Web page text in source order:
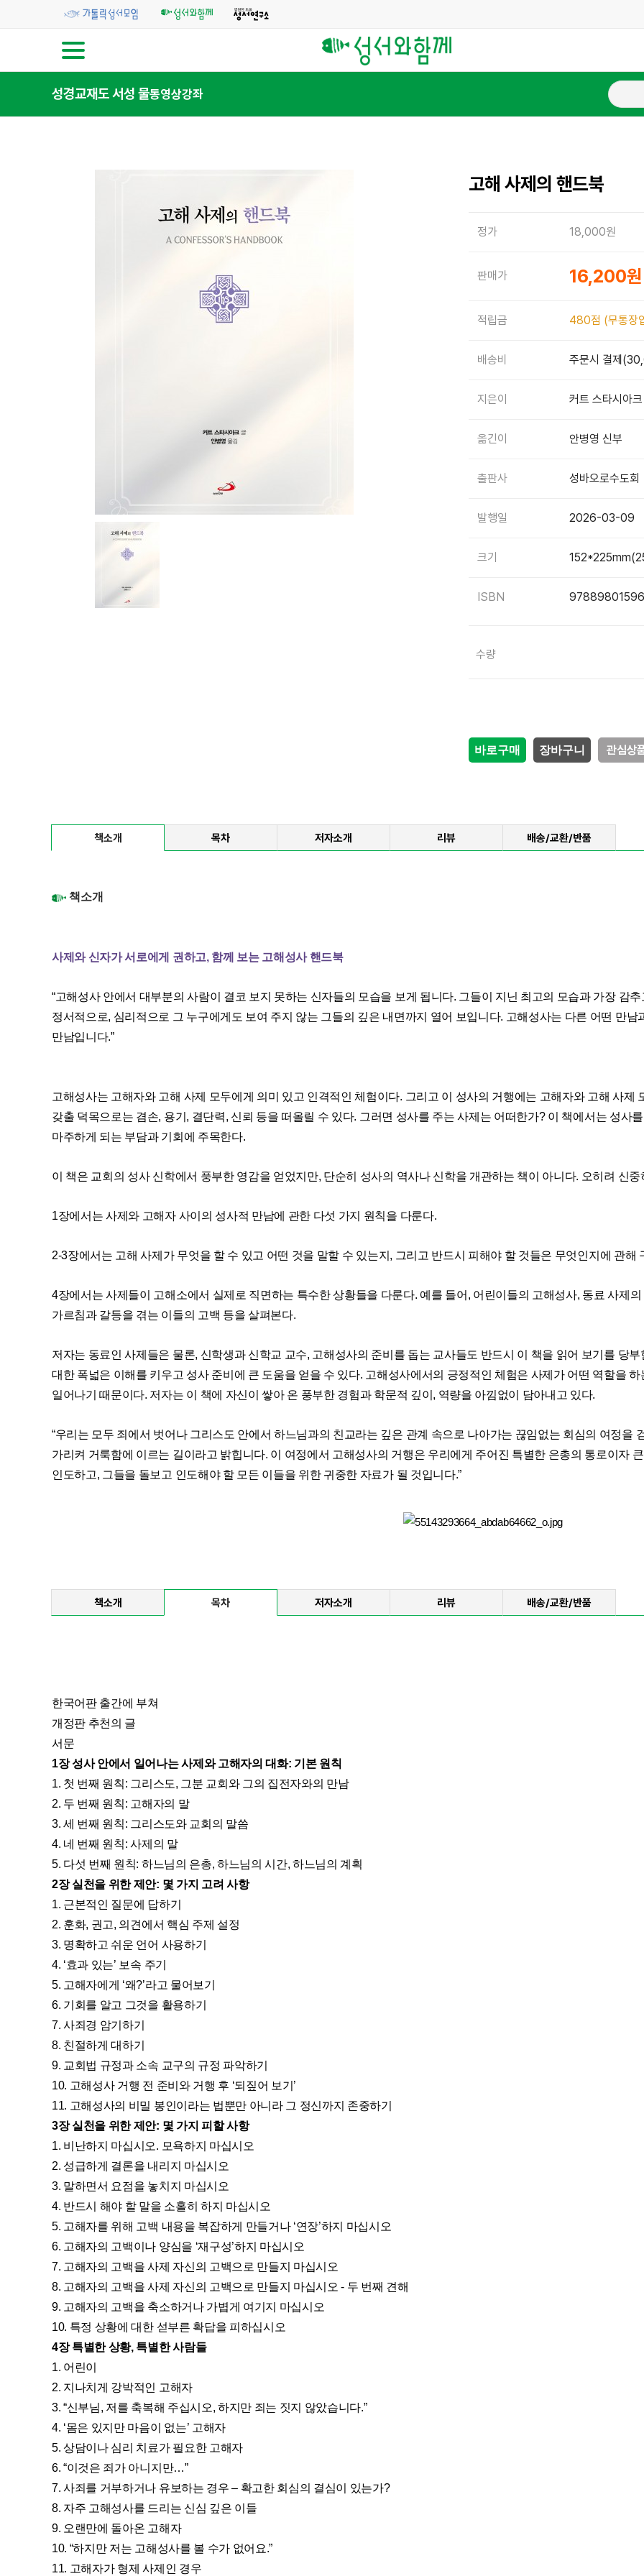
성경교재도 서성 물동영상강좌
고해 사제의 핸드북
정가 18,000원
판매가 16,200원
적립금 480점 (무통장
배송비 주문시 결제
지은이 커트 스타시아
옮긴이 안병영 신부
출판사 성바오로수도회
발행일 2026-03-09
크기
ISBN
수량
감소
관심상
책소개 목차 저자소개 리뷰 배송/교환/반품
책소개
사제와 신자가 서로에게 권하고, 함께 보는 고해성사 핸드북
“고해성사 안에서 대부분의 사람이 결코 보지 못하는 신자들의 모습을 보게 됩니다. 그들이 지닌 최고의 모습과 가장 감
정서적으로, 심리적으로 그 누구에게도 보여 주지 않는 그들의 깊은 내면까지 열어 보입니다. 고해성사는 다른 어떤 만
만남입니다.”
고해성사는 고해자와 고해 사제 모두에게 의미 있고 인격적인 체험이다. 그리고 이 성사의 거행에는 고해자와 고해 사제
갖출 덕목으로는 겸손, 용기, 결단력, 신뢰 등을 떠올릴 수 있다. 그러면 성사를 주는 사제는 어떠한가? 이 책에서는 성사
마주하게 되는 부담과 기회에 주목한다.
이 책은 교회의 성사 신학에서 풍부한 영감을 얻었지만, 단순히 성사의 역사나 신학을 개관하는 책이 아니다. 오히려 신
1장에서는 사제와 고해자 사이의 성사적 만남에 관한 다섯 가지 원칙을 다룬다.
2-3장에서는 고해 사제가 무엇을 할 수 있고 어떤 것을 말할 수 있는지, 그리고 반드시 피해야 할 것들은 무엇인지에 관해
4장에서는 사제들이 고해소에서 실제로 직면하는 특수한 상황들을 다룬다. 예를 들어, 어린이들의 고해성사, 동료 사제
가르침과 갈등을 겪는 이들의 고백 등을 살펴본다.
저자는 동료인 사제들은 물론, 신학생과 신학교 교수, 고해성사의 준비를 돕는 교사들도 반드시 이 책을 읽어 보기를 당
대한 폭넓은 이해를 키우고 성사 준비에 큰 도움을 얻을 수 있다. 고해성사에서의 긍정적인 체험은 사제가 어떤 역할을
일어나기 때문이다. 저자는 이 책에 자신이 쌓아 온 풍부한 경험과 학문적 깊이, 역량을 아낌없이 담아내고 있다.
“우리는 모두 죄에서 벗어나 그리스도 안에서 하느님과의 친교라는 깊은 관계 속으로 나아가는 끊임없는 회심의 여정을
가리켜 거룩함에 이르는 길이라고 밝힙니다. 이 여정에서 고해성사의 거행은 우리에게 주어진 특별한 은총의 통로이자
인도하고, 그들을 돌보고 인도해야 할 모든 이들을 위한 귀중한 자료가 될 것입니다.”
책소개 목차 저자소개 리뷰 배송/교환/반품
한국어판 출간에 부쳐
개정판 추천의 글
서문
1장 성사 안에서 일어나는 사제와 고해자의 대화: 기본 원칙
1. 첫 번째 원칙: 그리스도, 그분 교회와 그의 집전자와의 만남
2. 두 번째 원칙: 고해자의 말
3. 세 번째 원칙: 그리스도와 교회의 말씀
4. 네 번째 원칙: 사제의 말
5. 다섯 번째 원칙: 하느님의 은총, 하느님의 시간, 하느님의 계획
2장 실천을 위한 제안: 몇 가지 고려 사항
1. 근본적인 질문에 답하기
2. 훈화, 권고, 의견에서 핵심 주제 설정
3. 명확하고 쉬운 언어 사용하기
4. ‘효과 있는’ 보속 주기
5. 고해자에게 ‘왜?’라고 물어보기
6. 기회를 알고 그것을 활용하기
7. 사죄경 암기하기
8. 친절하게 대하기
9. 교회법 규정과 소속 교구의 규정 파악하기
10. 고해성사 거행 전 준비와 거행 후 ‘되짚어 보기’
11. 고해성사의 비밀 봉인이라는 법뿐만 아니라 그 정신까지 존중하기
3장 실천을 위한 제안: 몇 가지 피할 사항
1. 비난하지 마십시오. 모욕하지 마십시오
2. 성급하게 결론을 내리지 마십시오
3. 말하면서 요점을 놓치지 마십시오
4. 반드시 해야 할 말을 소홀히 하지 마십시오
5. 고해자를 위해 고백 내용을 복잡하게 만들거나 ‘연장’하지 마십시오
6. 고해자의 고백이나 양심을 ‘재구성’하지 마십시오
7. 고해자의 고백을 사제 자신의 고백으로 만들지 마십시오
8. 고해자의 고백을 사제 자신의 고백으로 만들지 마십시오 - 두 번째 견해
9. 고해자의 고백을 축소하거나 가볍게 여기지 마십시오
10. 특정 상황에 대한 섣부른 확답을 피하십시오
4장 특별한 상황, 특별한 사람들
1. 어린이
2. 지나치게 강박적인 고해자
3. “신부님, 저를 축복해 주십시오, 하지만 죄는 짓지 않았습니다.”
4. ‘몸은 있지만 마음이 없는’ 고해자
5. 상담이나 심리 치료가 필요한 고해자
6. “이것은 죄가 아니지만…”
7. 사죄를 거부하거나 유보하는 경우 – 확고한 회심의 결심이 있는가?
8. 자주 고해성사를 드리는 신심 깊은 이들
9. 오랜만에 돌아온 고해자
10. “하지만 저는 고해성사를 볼 수가 없어요.”
11. 고해자가 형제 사제인 경우